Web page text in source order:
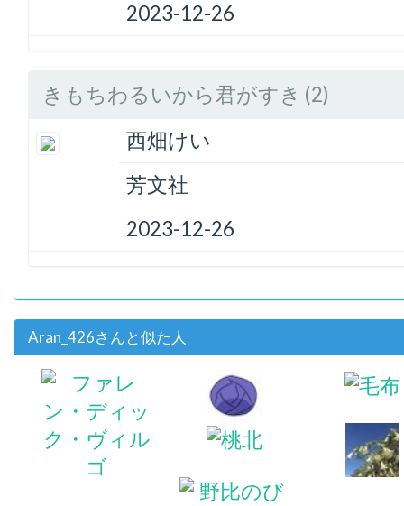
2023-12-26
きもちわるいから君がすき (2)
西畑けい
芳文社
2023-12-26
Aran_426さんと似た人